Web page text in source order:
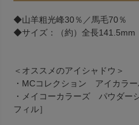
◆山羊粗光峰30％／馬毛70％
◆サイズ：（約）全長141.5mm
＜オススメのアイシャドウ＞
・ MCコレクション アイカラー
・ メイコーカラーズ パウダー
フィル］